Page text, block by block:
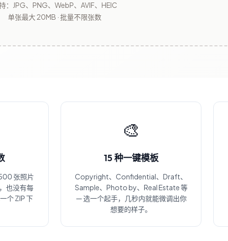
：JPG、PNG、WebP、AVIF、HEIC
单张最大 20MB · 批量不限张数
张照片
也没有每
个 ZIP 下
🎨
15 种一键模板
Copyright、Confidential、Draft、
Sample、Photo by、Real Estate 等
— 选一个起手，几秒内就能微调出你
想要的样子。